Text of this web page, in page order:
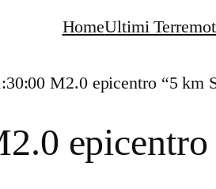
HomeUltimi
M2.0 epicentro “5 km